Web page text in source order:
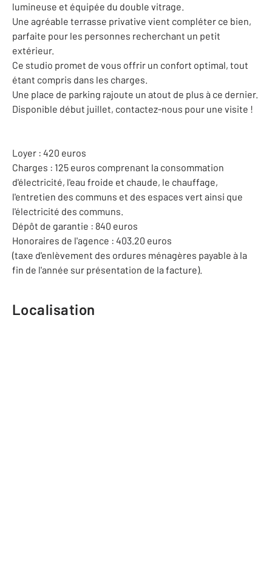
lumineuse et équipée du double vitrage.
Une agréable terrasse privative vient compléter ce bien,
parfaite pour les personnes recherchant un petit
extérieur.
Ce studio promet de vous offrir un confort optimal, tout
étant compris dans les charges.
Une place de parking rajoute un atout de plus à ce dernier.
Disponible début juillet, contactez-nous pour une visite !
Loyer : 420 euros
Charges : 125 euros comprenant la consommation
d'électricité, l'eau froide et chaude, le chauffage,
l'entretien des communs et des espaces vert ainsi que
l'électricité des communs.
Dépôt de garantie : 840 euros
Honoraires de l'agence : 403.20 euros
(taxe d'enlèvement des ordures ménagères payable à la
fin de l'année sur présentation de la facture).
Localisation